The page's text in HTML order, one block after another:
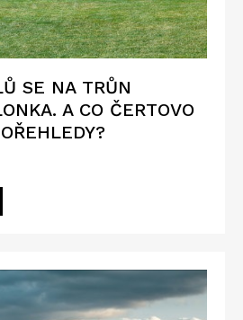
SE NA TRŮN
A CO ČERTOVO